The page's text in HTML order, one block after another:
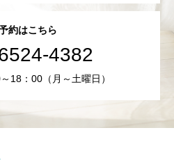
約はこちら
4382
18：00（月～土曜日）